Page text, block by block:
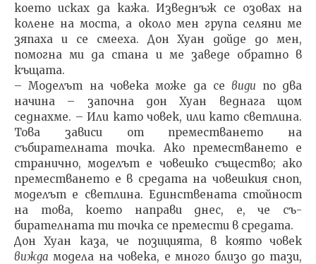
което исках да кажа. Изведнъж се озовах на
колене на моста, а около мен група селяни ме
зяпаха и се смееха. Дон Хуан дойде до мен,
помогна ми да стана и ме заведе обратно в
къщата.
– Моделът на човека може да севиди по два
начина – започна дон Хуан веднага щом
седнахме. – Или като човек, или като светлина.
Това зависи от преместването на
събирателната точка. Ако преместването е
странич­но, моделът е човешко същество; ако
преместването е в средата на човешкия сноп,
моделът е светлина. Един­ствената стойност
на това, което направи днес, е, че съ­
бирателната ти точка се премести в средата.
Дон Хуан каза, че позицията, в която човек
вижда мо­дела на човека, е много близо до тази,